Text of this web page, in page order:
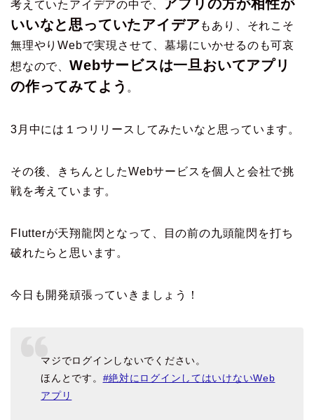
考えていたアイデアの中で、 アプリの方が相性が
いいなと思っていたアイデアもあり、それこそ
無理やりWebで実現させて、墓場にいかせるのも可哀
想なので、 Webサービスは一旦おいてアプリ
の作ってみてよう 。
3月中には１つリリースしてみたいなと思っています。
その後、きちんとしたWebサービスを個人と会社で挑
戦を考えています。
Flutterが天翔龍閃となって、目の前の九頭龍閃を打ち
破れたらと思います。
今日も開発頑張っていきましょう！
マジでログインしないでください。
ほんとです。 #絶対にログインしてはいけないWeb
アプリ